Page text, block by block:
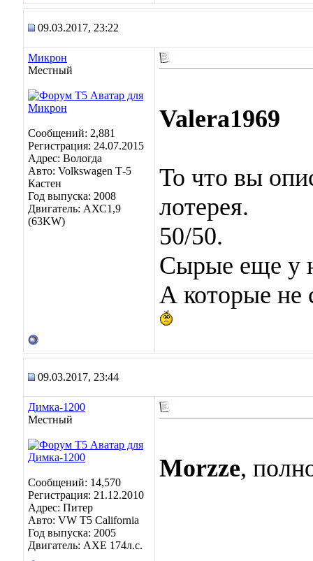
09.03.2017, 23:22
Микрон
Местный
Сообщений: 2,881
Регистрация: 24.07.2015
Адрес: Вологда
Авто: Volkswagen Т-5
Кастен
Год выпуска: 2008
Двигатель: АХС1,9
(63KW)
Valera1969
То что вы
лотерея.
50/50.
Сырые еще у
А которые не
09.03.2017, 23:44
Димка-1200
Местный
Сообщений: 14,570
Регистрация: 21.12.2010
Адрес: Питер
Авто: VW T5 California
Год выпуска: 2005
Двигатель: AXE 174л.с.
Morzze,